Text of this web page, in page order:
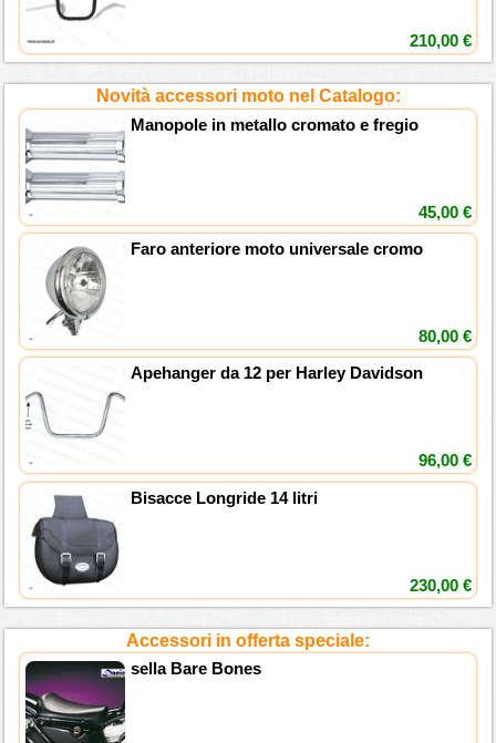
210,00 €
Novità accessori moto nel Catalogo:
Manopole in metallo cromato e fregio
45,00 €
Faro anteriore moto universale cromo
80,00 €
Apehanger da 12 per Harley Davidson
96,00 €
Bisacce Longride 14 litri
230,00 €
Accessori in offerta speciale:
sella Bare Bones